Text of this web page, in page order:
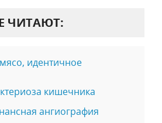
ЧИТАЮТ:
идентичное
кишечника
ангиография